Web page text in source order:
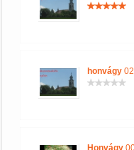
honvágy
Honvágy